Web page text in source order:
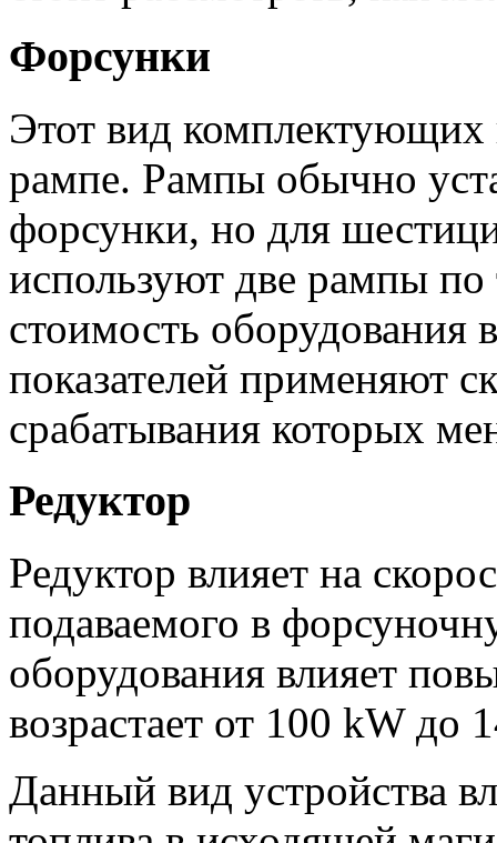
Форсунки
Этот вид комплектующих
рампе. Рампы обычно
форсунки, но для
используют две рампы по
стоимость оборудования
показателей применяют
срабатывания которых
Редуктор
Редуктор влияет на
подаваемого в
оборудования влияет
возрастает от 100 kW до
Данный вид устройства